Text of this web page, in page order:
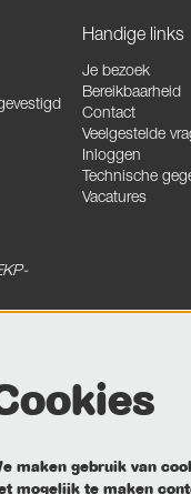
Handige links
Je bezoek
Bereikbaarheid
Contact
Veelgestelde
Inloggen
Technische
Vacatures
maken gebruik van
mogelijk te maken